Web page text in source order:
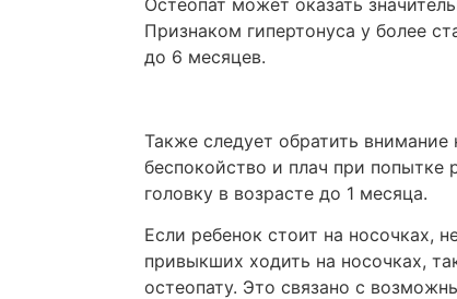
Признаком гипертонуса у более
до 6 месяцев.
Также следует обратить внимание
беспокойство и плач при попытке
головку в возрасте до 1 месяца.
Если ребенок стоит на носочках,
привыкших ходить на носочках,
остеопату. Это связано с